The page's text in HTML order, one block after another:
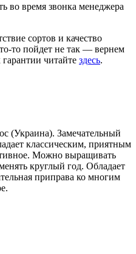
во время звонка менеджера
сортов и качество
то пойдет не так — вернем
читайте здесь.
(Украина). Замечательный
классическим, приятным
Можно выращивать
круглый год. Обладает
приправа ко многим